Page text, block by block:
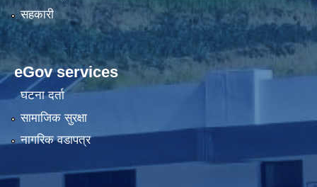
सहकारी
eGov services
घटना दर्ता
सामाजिक सुरक्षा
नागरिक वडापत्र